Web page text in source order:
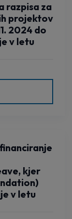
razpisa za
projektov
2024 do
v letu
kjer
v letu